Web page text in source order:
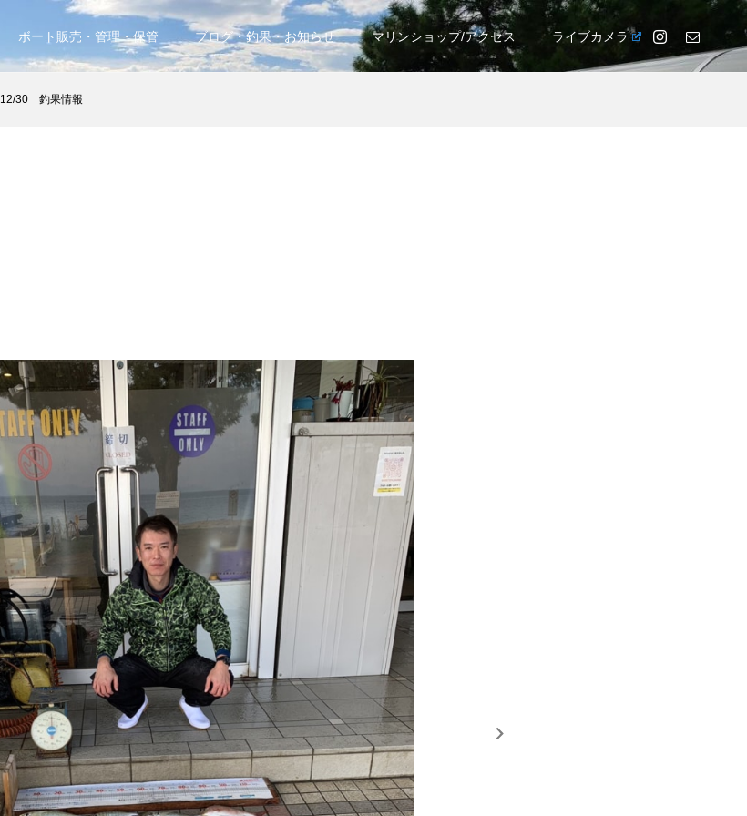
ボート販売・管理・保管 ブログ・釣果・お知らせ マリンショップ/アクセス ライブカメラ
12/30 釣果情報